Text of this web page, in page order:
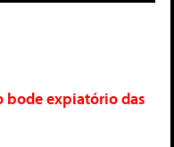
bode expiatório das